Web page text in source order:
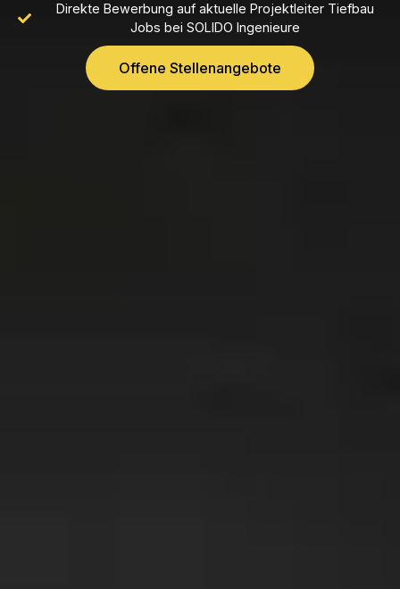
Direkte Bewerbung auf aktuelle Projektleiter Tiefbau
Jobs bei SOLIDO Ingenieure
Offene Stellenangebote